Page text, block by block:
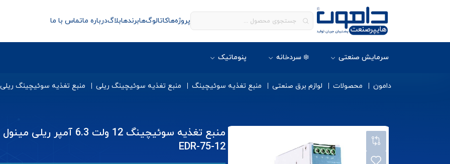
پروژه‌هاکاتالوگ‌هابرندهابلاگدرباره ماتماس با ما
سرمایش صنعتی ❄️ سردخانه پنوماتیک
دامون محصولات لوازم برق صنعتی منبع تغذیه سوئیچینگ منبع تغذیه سوئیچینگ ریلی منبع تغذیه سوئیچینگ
منبع تغذیه سوئیچینگ 12 ولت 6.3 آمپر ریلی مینول
EDR-75-12